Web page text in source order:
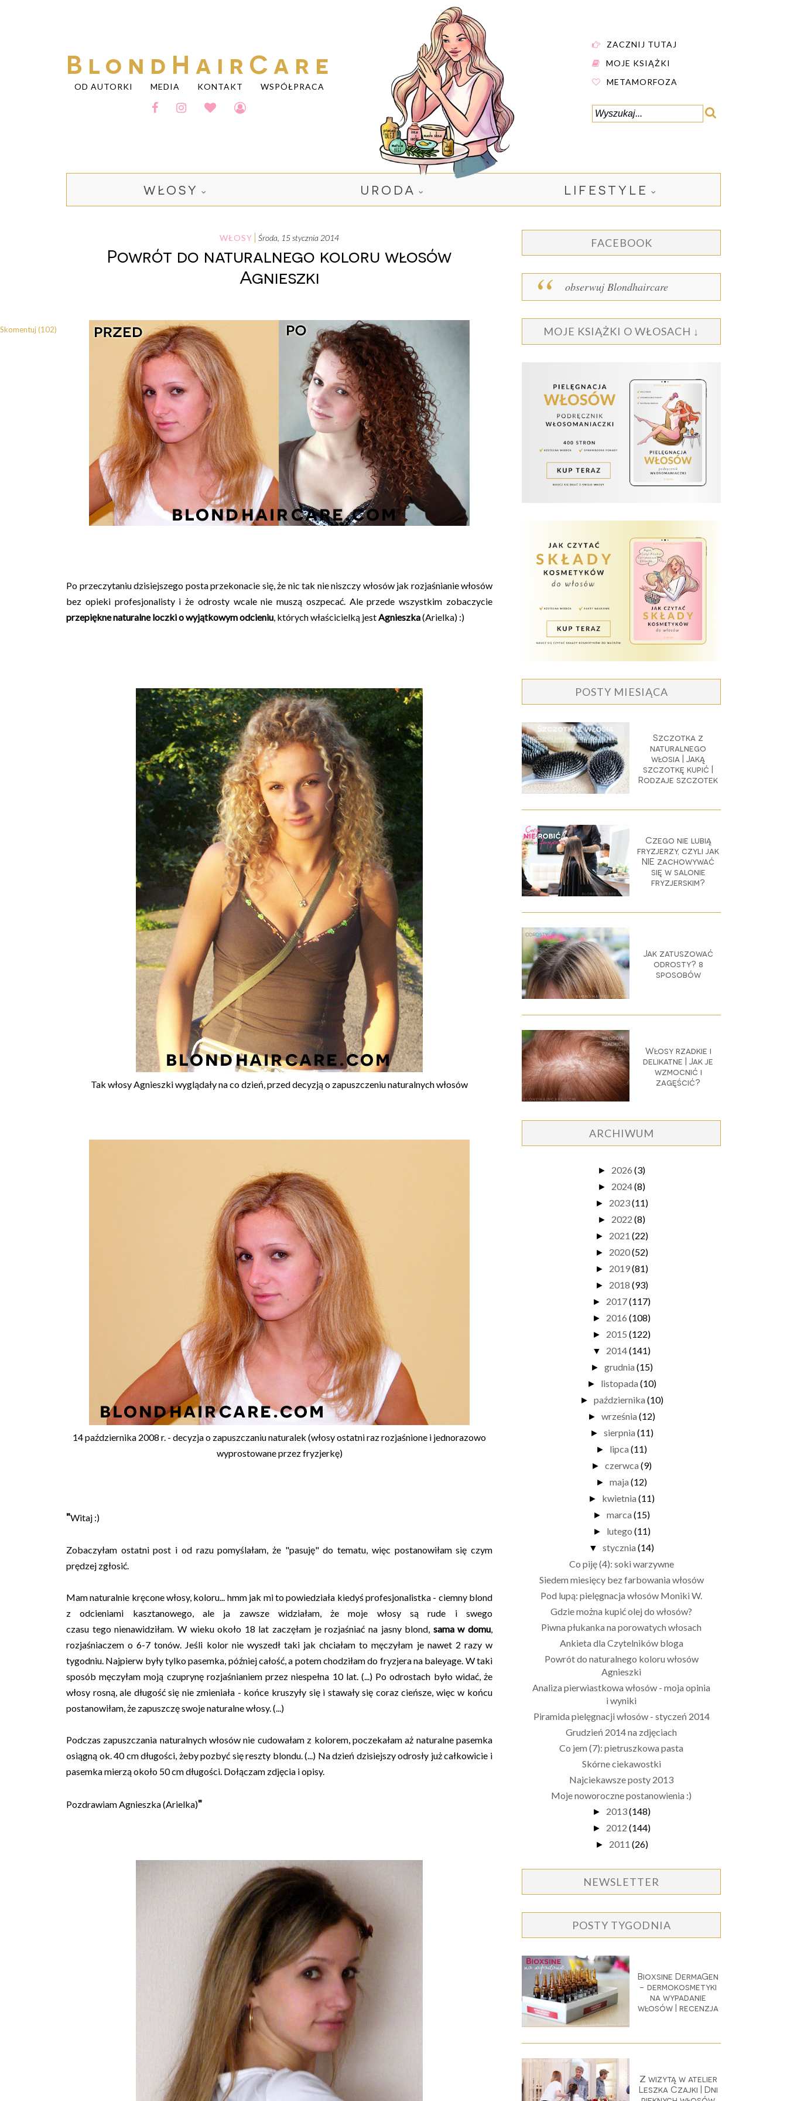
BlondHairCare
OD AUTORKI MEDIA KONTAKT WSPÓŁPRACA
ZACZNIJ TUTAJ
MOJE KSIĄŻKI
METAMORFOZA
WŁOSY URODA LIFESTYLE
WŁOSY środa, 15 stycznia 2014
Powrót do naturalnego koloru włosów
Agnieszki
Po przeczytaniu dzisiejszego posta przekonacie się, że nic tak nie niszczy włosów jak rozjaśnianie włosów
bez opieki profesjonalisty i że odrosty wcale nie muszą oszpecać. Ale przede wszystkim zobaczycie
przepiękne naturalne loczki o wyjątkowym odcieniu, których właścicielką jestAgnieszka(Arielka) :)
Tak włosy Agnieszki wyglądały na co dzień, przed decyzją o zapuszczeniu naturalnych włosów
14 października 2008 r. - decyzja o zapuszczaniu naturalek (włosy ostatni raz rozjaśnione i jednorazowo
wyprostowane przez fryzjerkę)
"Witaj :)
Zobaczyłam ostatni post i od razu pomyślałam, że "pasuję" do tematu, więc postanowiłam się czym
prędzej zgłosić.
Mam naturalnie kręcone włosy, koloru... hmm jak mi to powiedziała kiedyś profesjonalistka - ciemny blond
z odcieniami kasztanowego, ale ja zawsze widziałam, że moje włosy są rude i swego
czasu tego nienawidziłam. W wieku około 18 lat zaczęłam je rozjaśniać na jasny blond, sama w domu,
rozjaśniaczem o 6-7 tonów. Jeśli kolor nie wyszedł taki jak chciałam to męczyłam je nawet 2 razy w
tygodniu. Najpierw były tylko pasemka, później całość, a potem chodziłam do fryzjera na baleyage. W taki
sposób męczyłam moją czuprynę rozjaśnianiem przez niespełna 10 lat. (...) Po odrostach było widać, że
włosy rosną, ale długość się nie zmieniała - końce kruszyły się i stawały się coraz cieńsze, więc w końcu
postanowiłam, że zapuszczę swoje naturalne włosy. (...)
Podczas zapuszczania naturalnych włosów nie cudowałam z kolorem, poczekałam aż naturalne pasemka
osiągną ok. 40 cm długości, żeby pozbyć się reszty blondu. (...) Na dzień dzisiejszy odrosły już całkowicie i
pasemka mierzą około 50 cm długości. Dołączam zdjęcia i opisy.
Pozdrawiam Agnieszka (Arielka)"
Skomentuj (102)
FACEBOOK
obserwuj Blondhaircare
MOJE KSIĄŻKI O WŁOSACH ↓
POSTY MIESIĄCA
Szczotka z
naturalnego
włosia | Jaką
szczotkę kupić |
Rodzaje szczotek
Czego nie lubią
fryzjerzy, czyli jak
NIE zachowywać
się w salonie
fryzjerskim?
Jak zatuszować
odrosty? 8
sposobów
Włosy rzadkie i
delikatne | Jak je
wzmocnić i
zagęścić?
ARCHIWUM
► 2026 (3)
► 2024(8)
► 2023(11)
► 2022 (8)
► 2021 (22)
► 2020(52)
► 2019(81)
► 2018 (93)
► 2017(117)
► 2016 (108)
► 2015 (122)
▼ 2014(141)
► grudnia (15)
► listopada (10)
► października (10)
► września (12)
► sierpnia (11)
► lipca (11)
► czerwca (9)
► maja (12)
► kwietnia (11)
► marca (15)
► lutego (11)
▼ stycznia (14)
Co piję (4): soki warzywne
Siedem miesięcy bez farbowania włosów
Pod lupą: pielęgnacja włosów Moniki W.
Gdzie można kupić olej do włosów?
Piwna płukanka na porowatych włosach
Ankieta dla Czytelników bloga
Powrót do naturalnego koloru włosów
Agnieszki
Analiza pierwiastkowa włosów - moja opinia
i wyniki
Piramida pielęgnacji włosów - styczeń 2014
Grudzień 2014 na zdjęciach
Co jem (7): pietruszkowa pasta
Skórne ciekawostki
Najciekawsze posty 2013
Moje noworoczne postanowienia :)
► 2013(148)
► 2012 (144)
► 2011 (26)
NEWSLETTER
POSTY TYGODNIA
Bioxsine DermaGen
- dermokosmetyki
na wypadanie
włosów | recenzja
Z wizytą w atelier
Leszka Czajki | Dni